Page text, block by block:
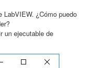
LabVIEW. ¿Cómo puedo
un ejecutable de